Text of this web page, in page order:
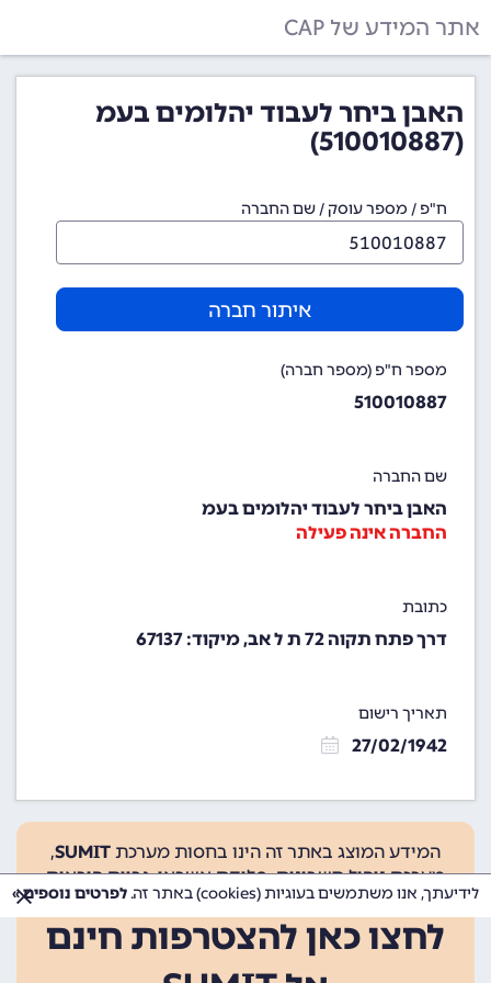
אתר המידע של CAP
האבן ביחר לעבוד יהלומים בעמ
(510010887)
ח"פ / מספר עוסק / שם החברה
איתור חברה
מספר ח"פ (מספר חברה)
510010887
שם החברה
האבן ביחר לעבוד יהלומים בעמ
החברה אינה פעילה
כתובת
דרך פתח תקוה 72 ת ל אב, מיקוד: 67137
תאריך רישום
27/02/1942
המידע המוצג באתר זה הינו בחסות מערכת SUMIT
,
מערכת ניהול חשבונות, סליקת אשראי, גביית הוראות
קבע ועוד.
לחצו כאן להצטרפות חינם
לידיעתך, אנו משתמשים בעוגיות (cookies) באתר זה. לפרטים נוספים »